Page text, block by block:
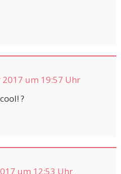
2017 um 19:57 Uhr
?
um 12:53 Uhr